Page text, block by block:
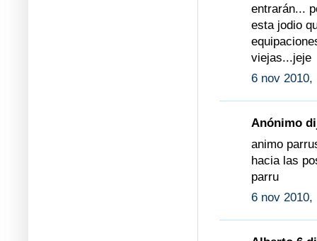
entrarán...
esta jodio
viejas...jeje
6 nov 2010,
Anónimo
animo
hacia las
parru
6 nov 2010,